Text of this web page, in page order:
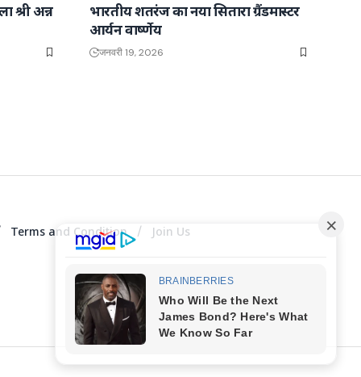
श्री अन्न
भारतीय शतरंज का नया सितारा ग्रैंडमास्टर
आर्यन वार्ष्णेय
जनवरी 19, 2026
Terms and Condition Join Us